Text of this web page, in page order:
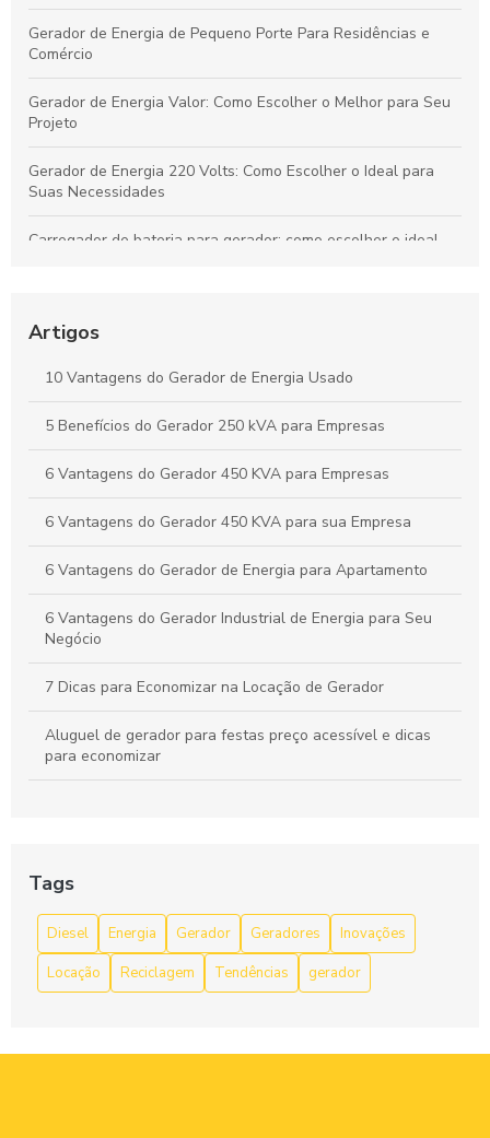
Gerador de Energia de Pequeno Porte Para Residências e
Comércio
Gerador de Energia Valor: Como Escolher o Melhor para Seu
Projeto
Gerador de Energia 220 Volts: Como Escolher o Ideal para
Suas Necessidades
Carregador de bateria para gerador: como escolher o ideal
Ideal
Locação de Gerador Preço: Descubra O Que Influencia os
Custos e Como Economizar
Grupo Gerador Stemac: Potência e Confiabilidade para Seu
Negócio
Artigos
10 Vantagens do Gerador de Energia Usado
5 Benefícios do Gerador 250 kVA para Empresas
6 Vantagens do Gerador 450 KVA para Empresas
6 Vantagens do Gerador 450 KVA para sua Empresa
6 Vantagens do Gerador de Energia para Apartamento
6 Vantagens do Gerador Industrial de Energia para Seu
Negócio
7 Dicas para Economizar na Locação de Gerador
Aluguel de gerador para festas preço acessível e dicas
para economizar
Aluguel de Gerador para Festas: Preço Justo
Aluguel de Gerador Preço Justo e Vantagens que Você
Precisa Conhecer
sua locação
Tags
Diesel Energia Gerador Geradores
Inovações
Locação
Reciclagem Tendências gerador